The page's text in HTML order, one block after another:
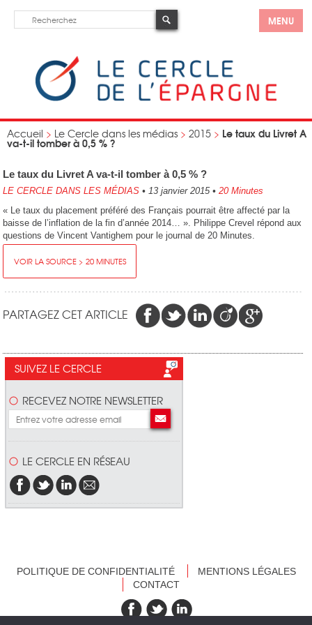
MENU
Accueil > Le Cercle dans les médias > 2015 > Le taux du Livret A
va-t-il tomber à 0,5 % ?
Le taux du Livret A va-t-il tomber à 0,5 % ?
LE CERCLE DANS LES MÉDIAS • 13 janvier 2015• 20 Minutes
« Le taux du placement préféré des Français pourrait être affecté par la
baisse de l’inflation de la fin d’année 2014… ». Philippe Crevel répond aux
questions de Vincent Vantighem pour le journal de 20 Minutes.
VOIR LA SOURCE > 20 MINUTES
PARTAGEZ CET ARTICLE
SUIVEZ LE CERCLE
RECEVEZ NOTRE NEWSLETTER
LE CERCLE EN RÉSEAU
POLITIQUE DE CONFIDENTIALITÉ
MENTIONS LÉGALES
CONTACT